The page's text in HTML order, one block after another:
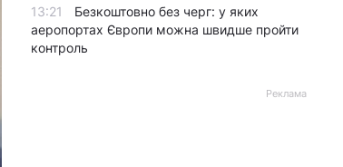
13:21
Безкоштовно без черг: у яких
аеропортах Європи можна швидше пройти
контроль
Реклама